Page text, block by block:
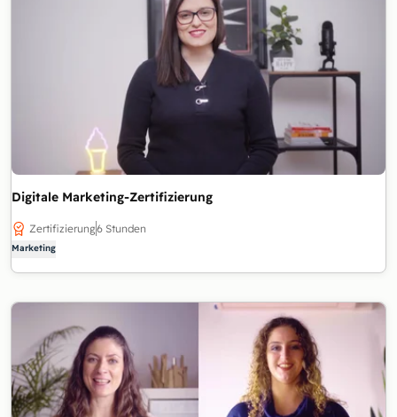
Digitale Marketing-Zertifizierung
Zertifizierung6 Stunden
Marketing